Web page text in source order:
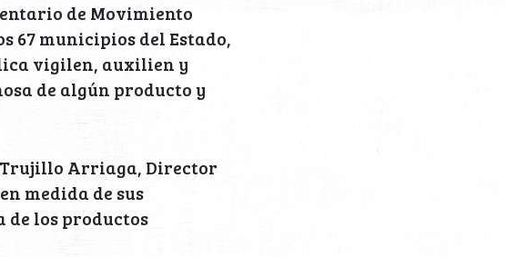
de Movimiento
67 municipios del Estado,
vigilen, auxilien y
de algún producto y
Arriaga, Director
medida de sus
los productos